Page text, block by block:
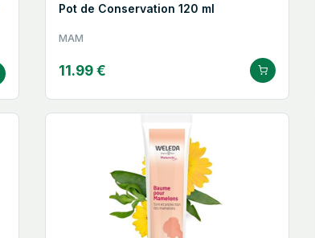
Pot de Conservation 120 ml
MAM
11.99 €